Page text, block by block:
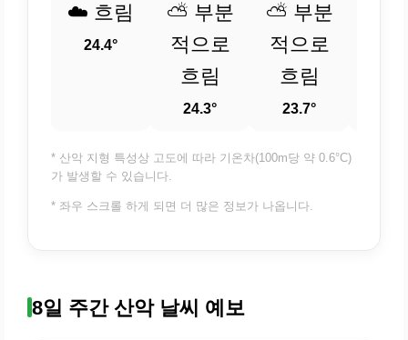
☁️ 흐림
24.4°
⛅ 부분
적으로
흐림
24.3°
⛅ 부분
적으로
흐림
23.7°
* 산악 지형 특성상 고도에 따라 기온차(100m당 약 0.6°C)
가 발생할 수 있습니다.
* 좌우 스크롤 하게 되면 더 많은 정보가 나옵니다.
8일 주간 산악 날씨 예보